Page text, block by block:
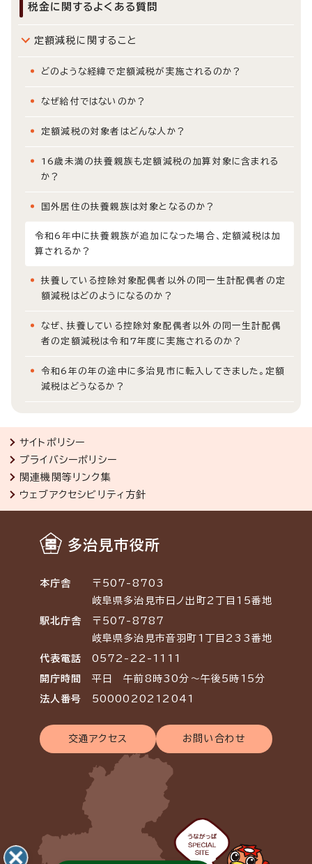
税金に関するよくある質問
定額減税に関すること
どのような経緯で定額減税が実施されるのか？
なぜ給付ではないのか？
定額減税の対象者はどんな人か？
16歳未満の扶養親族も定額減税の加算対象に含まれる
か？
国外居住の扶養親族は対象となるのか？
令和6年中に扶養親族が追加になった場合、定額減税は加
算されるか？
扶養している控除対象配偶者以外の同一生計配偶者の定
額減税はどのようになるのか？
なぜ、扶養している控除対象配偶者以外の同一生計配偶
者の定額減税は令和7年度に実施されるのか？
令和6年の年の途中に多治見市に転入してきました。定額
減税はどうなるか？
サイトポリシー
プライバシーポリシー
関連機関等リンク集
ウェブアクセシビリティ方針
多治見市役所
本庁舎
〒507-8703
岐阜県多治見市日ノ出町2丁目15番地
駅北庁舎
〒507-8787
岐阜県多治見市音羽町1丁目233番地
代表電話 0572-22-1111
開庁時間 平日 午前8時30分～午後5時15分
法人番号 5000020212041
交通アクセス お問い合わせ